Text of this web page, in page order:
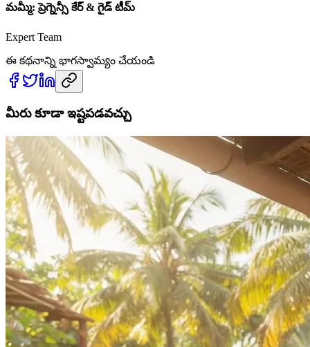
మమ్మీ: ప్రెగ్నెన్సీ కేర్ & గైడ్ టీమ్
Expert Team
ఈ కథనాన్ని భాగస్వామ్యం చేయండి
మీరు కూడా ఇష్టపడవచ్చు